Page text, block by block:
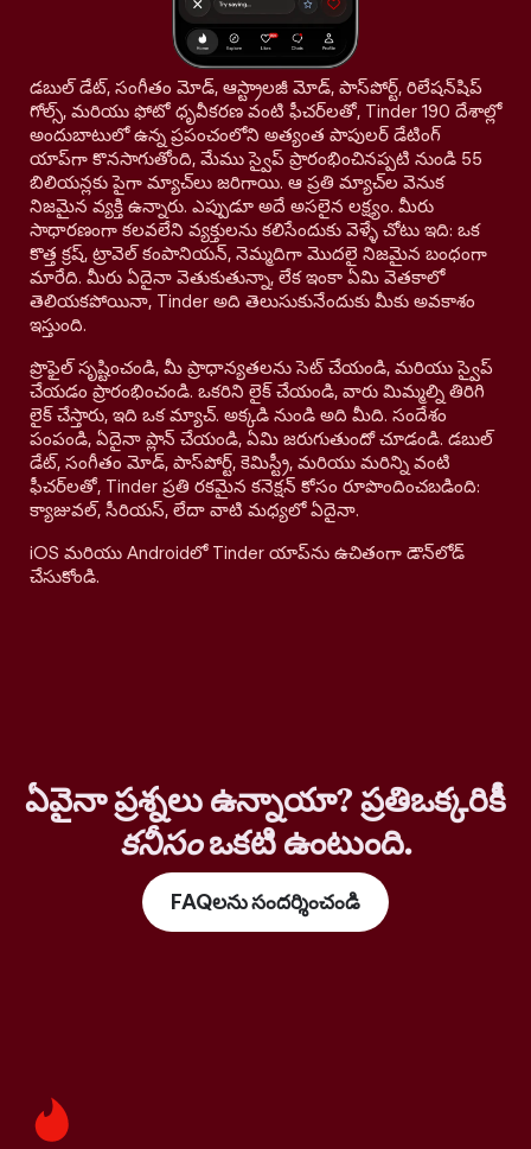
డబుల్ డేట్, సంగీతం మోడ్, ఆస్ట్రాలజీ మోడ్, పాస్‌పోర్ట్, రిలేషన్‌షిప్
గోల్స్, మరియు ఫోటో ధృవీకరణ వంటి ఫీచర్‌లతో, Tinder 190 దేశాల్లో
అందుబాటులో ఉన్న ప్రపంచంలోని అత్యంత పాపులర్ డేటింగ్
యాప్‌గా కొనసాగుతోంది, మేము స్వైప్ ప్రారంభించినప్పటి నుండి 55
బిలియన్లకు పైగా మ్యాచ్‌లు జరిగాయి. ఆ ప్రతి మ్యాచ్‌ల వెనుక
నిజమైన వ్యక్తి ఉన్నారు. ఎప్పుడూ అదే అసలైన లక్ష్యం. మీరు
సాధారణంగా కలవలేని వ్యక్తులను కలిసేందుకు వెళ్ళే చోటు ఇది: ఒక
కొత్త క్రష్, ట్రావెల్ కంపానియన్, నెమ్మదిగా మొదలై నిజమైన బంధంగా
మారేది. మీరు ఏదైనా వెతుకుతున్నా, లేక ఇంకా ఏమి వెతకాలో
తెలియకపోయినా, Tinder అది తెలుసుకునేందుకు మీకు అవకాశం
ఇస్తుంది.
ప్రొఫైల్ సృష్టించండి, మీ ప్రాధాన్యతలను సెట్ చేయండి, మరియు స్వైప్
చేయడం ప్రారంభించండి. ఒకరిని లైక్ చేయండి, వారు మిమ్మల్ని తిరిగి
లైక్ చేస్తారు, ఇది ఒక మ్యాచ్. అక్కడి నుండి అది మీది. సందేశం
పంపండి, ఏదైనా ప్లాన్ చేయండి, ఏమి జరుగుతుందో చూడండి. డబుల్
డేట్, సంగీతం మోడ్, పాస్‌పోర్ట్, కెమిస్ట్రీ, మరియు మరిన్ని వంటి
ఫీచర్‌లతో, Tinder ప్రతి రకమైన కనెక్షన్ కోసం రూపొందించబడింది:
క్యాజువల్, సీరియస్, లేదా వాటి మధ్యలో ఏదైనా.
iOS మరియు Androidలో Tinder యాప్‌ను ఉచితంగా డౌన్‌లోడ్
చేసుకోండి.
ఏవైనా ప్రశ్నలు ఉన్నాయా? ప్రతిఒక్కరికీ
కనీసంఒకటి ఉంటుంది.
FAQలను సందర్శించండి